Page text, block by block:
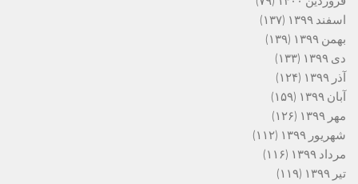
اسفند ۱۳۹۹
(۱۳۷)
بهمن ۱۳۹۹
(۱۳۹)
دی ۱۳۹۹
(۱۳۳)
آذر ۱۳۹۹
(۱۲۴)
آبان ۱۳۹۹
(۱۵۹)
مهر ۱۳۹۹
(۱۲۶)
شهریور ۱۳۹۹
(۱۱۲)
مرداد ۱۳۹۹
(۱۱۶)
تیر ۱۳۹۹
(۱۱۹)